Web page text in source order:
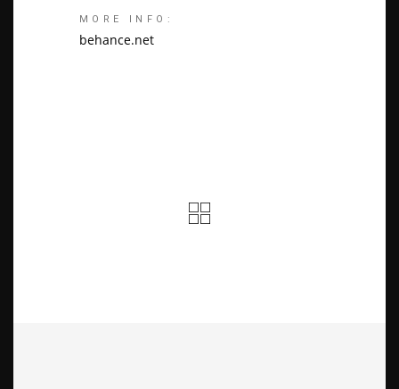
MORE INFO:
behance.net